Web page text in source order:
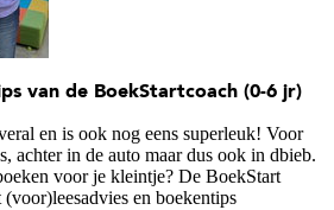
van de BoekStartcoach (0-6 jr)
en is ook nog eens superleuk! Voor
achter in de auto maar dus ook in dbieb.
voor je kleintje? De BoekStart
en boekentips